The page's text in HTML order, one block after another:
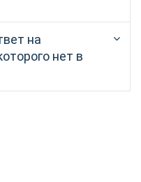
на
нет в